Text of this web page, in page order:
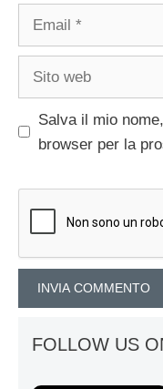
Email
Sito
Salva il mio
browser per la
FOLLOW US